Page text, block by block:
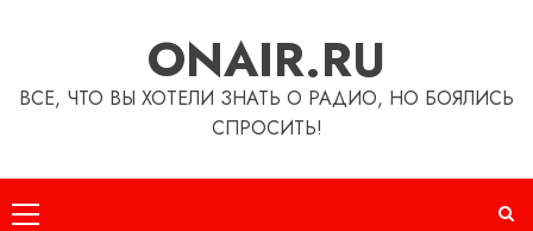
ONAIR.RU
ВСЕ, ЧТО ВЫ ХОТЕЛИ ЗНАТЬ О РАДИО, НО БОЯЛИСЬ
СПРОСИТЬ!
Основное